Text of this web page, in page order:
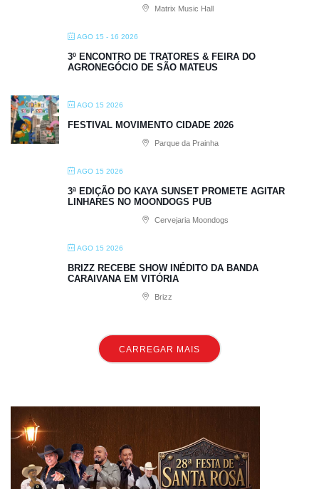
Matrix Music Hall
AGO 15 - 16 2026
3º ENCONTRO DE TRATORES & FEIRA DO
AGRONEGÓCIO DE SÃO MATEUS
AGO 15 2026
FESTIVAL MOVIMENTO CIDADE 2026
Parque da Prainha
AGO 15 2026
3ª EDIÇÃO DO KAYA SUNSET PROMETE AGITAR
LINHARES NO MOONDOGS PUB
Cervejaria Moondogs
AGO 15 2026
BRIZZ RECEBE SHOW INÉDITO DA BANDA
CARAIVANA EM VITÓRIA
Brizz
CARREGAR MAIS